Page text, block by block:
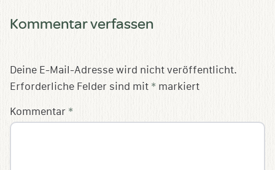
Kommentar verfassen
Deine E-Mail-Adresse wird nicht veröffentlicht.
Erforderliche Felder sind mit * markiert
Kommentar *